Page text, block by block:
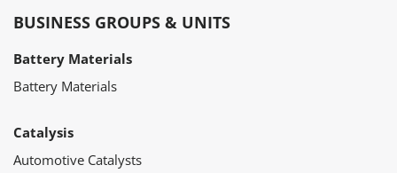
BUSINESS GROUPS & UNITS
Battery Materials
Battery Materials
Catalysis
Automotive Catalysts